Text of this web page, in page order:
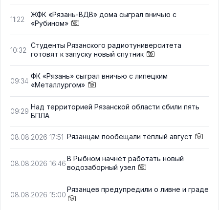
11:22
ЖФК «Рязань-ВДВ» дома сыграл вничью с
«Рубином»
10:32
Студенты Рязанского радиотуниверситета
готовят к запуску новый спутник
09:34
ФК «Рязань» сыграл вничью с липецким
«Металлургом»
09:29
Над территорией Рязанской области сбили пять
БПЛА
08.08.2026 17:51 Рязанцам пообещали тёплый август
08.08.2026 16:46
В Рыбном начнёт работать новый
водозаборный узел
08.08.2026 15:00
Рязанцев предупредили о ливне и граде